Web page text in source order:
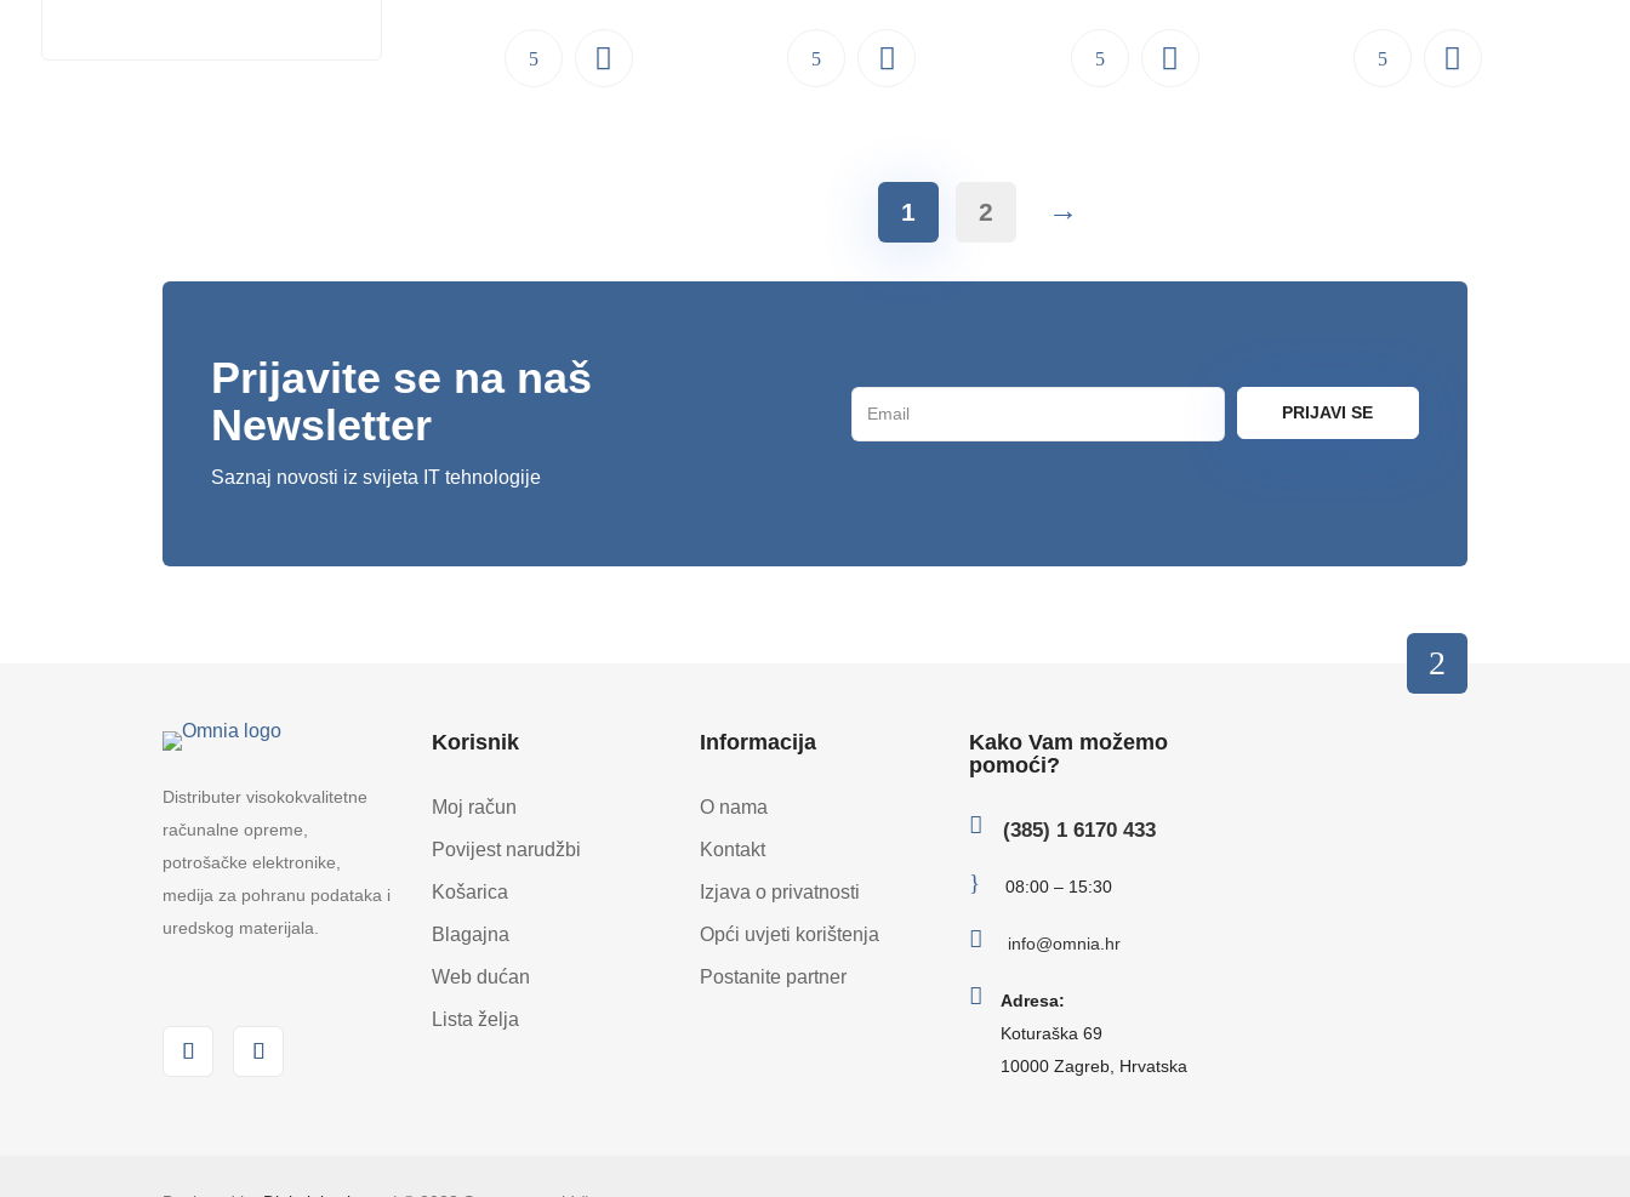
1 2 →
Prijavite se na naš
Newsletter
Saznaj novosti iz svijeta IT tehnologije
PRIJAVI SE
Distributer visokokvalitetne
računalne opreme,
potrošačke elektronike,
medija za pohranu podataka i
uredskog materijala.
Korisnik
Moj račun
Povijest narudžbi
Košarica
Blagajna
Web dućan
Lista želja
Informacija
O nama
Kontakt
Izjava o privatnosti
Opći uvjeti korištenja
Postanite partner
Kako Vam možemo
pomoći?
 (385) 1 6170 433
} 08:00 – 15:30
 info@omnia.hr

Adresa:
Koturaška 69
10000 Zagreb, Hrvatska